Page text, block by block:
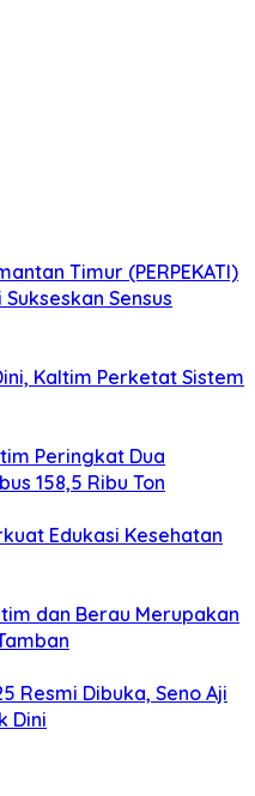
Timur (PERPEKATI)
Sensus
Kaltim Perketat Sistem
Peringkat Dua
158,5 Ribu Ton
Edukasi Kesehatan
dan Berau Merupakan
Resmi Dibuka, Seno Aji
Dini